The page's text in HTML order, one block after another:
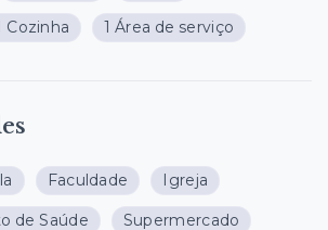
Cozinha 1 Área de serviço
Faculdade Igreja
de Saúde Supermercado